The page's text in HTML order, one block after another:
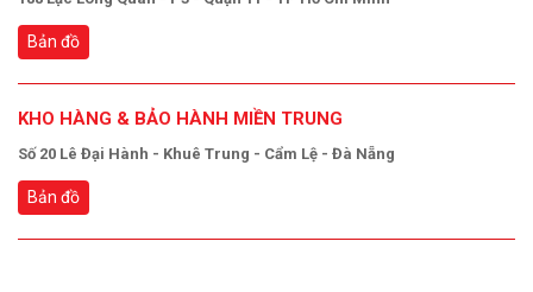
Bản đồ
KHO HÀNG & BẢO HÀNH MIỀN TRUNG
Số 20 Lê Đại Hành - Khuê Trung - Cẩm Lệ - Đà Nẵng
Bản đồ